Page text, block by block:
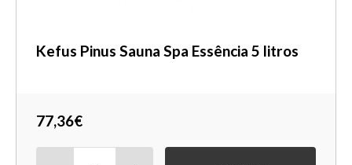
Kefus Pinus Sauna Spa Essência 5 litros
77,36€